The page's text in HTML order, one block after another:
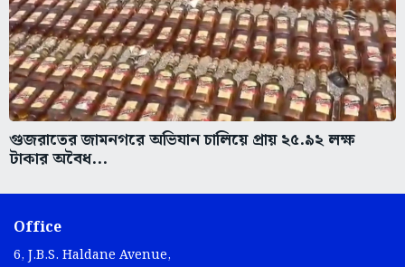
গুজরাতের জামনগরে অভিযান চালিয়ে প্রায় ২৫.৯২ লক্ষ
টাকার অবৈধ...
Office
6, J.B.S. Haldane Avenue,